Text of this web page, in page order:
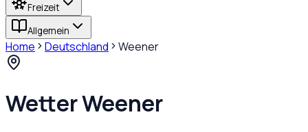
Freizeit
Allgemein
Home Deutschland Weener
WetterWeener